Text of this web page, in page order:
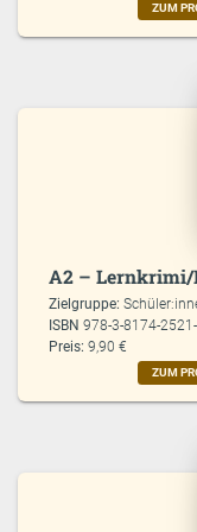
ZUM
A2 – Lernkrimi/
Zielgruppe:
ISBN978-3-8174-2521-
Preis: 9,90 €
ZUM